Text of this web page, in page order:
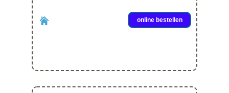
online bestellen